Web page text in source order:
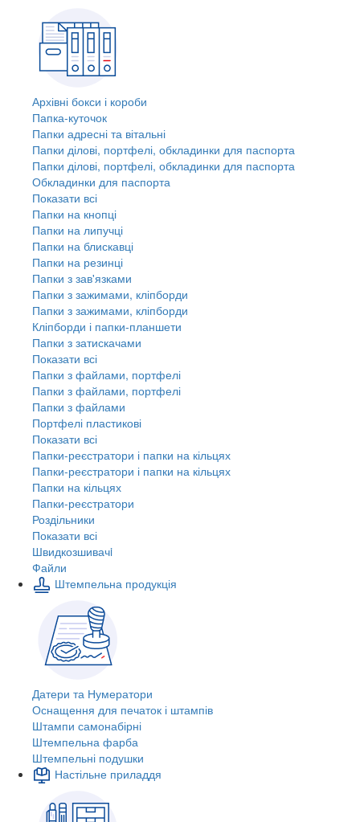
Архівні бокси і короби
Папка-куточок
Папки адресні та вітальні
Папки ділові, портфелі, обкладинки для паспорта
Папки ділові, портфелі, обкладинки для паспорта
Обкладинки для паспорта
Показати всі
Папки на кнопці
Папки на липучці
Папки на блискавці
Папки на резинці
Папки з зав'язками
Папки з зажимами, кліпборди
Папки з зажимами, кліпборди
Кліпборди і папки-планшети
Папки з затискачами
Показати всі
Папки з файлами, портфелі
Папки з файлами, портфелі
Папки з файлами
Портфелі пластикові
Показати всі
Папки-реєстратори і папки на кільцях
Папки-реєстратори і папки на кільцях
Папки на кільцях
Папки-реєстратори
Роздільники
Показати всі
Швидкозшивачi
Файли
Штемпельна продукція
Датери та Нумератори
Оснащення для печаток і штампів
Штампи самонабірні
Штемпельна фарба
Штемпельні подушки
Настільне приладдя